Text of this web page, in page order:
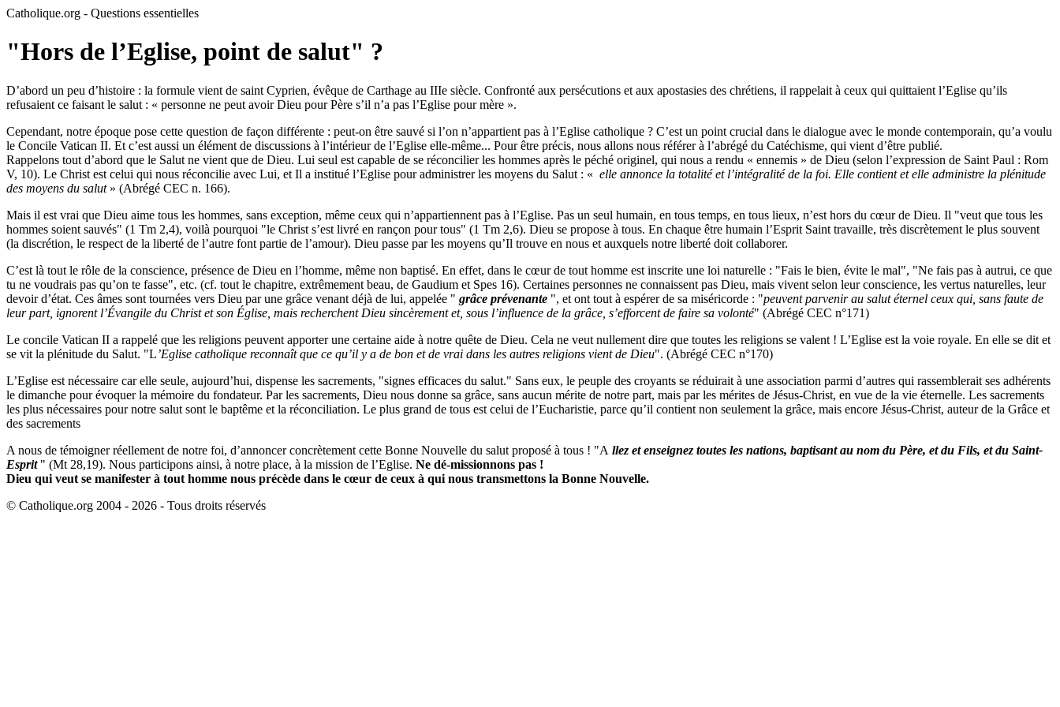
Catholique.org - Questions essentielles
"Hors de l’Eglise, point de salut" ?
D’abord un peu d’histoire : la formule vient de saint Cyprien, évêque de Carthage au IIIe siècle. Confronté aux persécutions et aux apostasies des chrétiens, il rappelait à ceux qui quittaient l’Eglise qu’ils
refusaient ce faisant le salut : « personne ne peut avoir Dieu pour Père s’il n’a pas l’Eglise pour mère ».
Cependant, notre époque pose cette question de façon différente : peut-on être sauvé si l’on n’appartient pas à l’Eglise catholique ? C’est un point crucial dans le dialogue avec le monde contemporain, qu’a voulu
le Concile Vatican II. Et c’est aussi un élément de discussions à l’intérieur de l’Eglise elle-même... Pour être précis, nous allons nous référer à l’abrégé du Catéchisme, qui vient d’être publié.
Rappelons tout d’abord que le Salut ne vient que de Dieu. Lui seul est capable de se réconcilier les hommes après le péché originel, qui nous a rendu « ennemis » de Dieu (selon l’expression de Saint Paul : Rom
V, 10). Le Christ est celui qui nous réconcilie avec Lui, et Il a institué l’Eglise pour administrer les moyens du Salut : « elle annonce la totalité et l’intégralité de la foi. Elle contient et elle administre la plénitude
des moyens du salut» (Abrégé CEC n. 166).
Mais il est vrai que Dieu aime tous les hommes, sans exception, même ceux qui n’appartiennent pas à l’Eglise. Pas un seul humain, en tous temps, en tous lieux, n’est hors du cœur de Dieu. Il "veut que tous les
hommes soient sauvés" (1 Tm 2,4), voilà pourquoi "le Christ s’est livré en rançon pour tous" (1 Tm 2,6). Dieu se propose à tous. En chaque être humain l’Esprit Saint travaille, très discrètement le plus souvent
(la discrétion, le respect de la liberté de l’autre font partie de l’amour). Dieu passe par les moyens qu’Il trouve en nous et auxquels notre liberté doit collaborer.
C’est là tout le rôle de la conscience, présence de Dieu en l’homme, même non baptisé. En effet, dans le cœur de tout homme est inscrite une loi naturelle : "Fais le bien, évite le mal", "Ne fais pas à autrui, ce que
tu ne voudrais pas qu’on te fasse", etc. (cf. tout le chapitre, extrêmement beau, de Gaudium et Spes 16). Certaines personnes ne connaissent pas Dieu, mais vivent selon leur conscience, les vertus naturelles, leur
devoir d’état. Ces âmes sont tournées vers Dieu par une grâce venant déjà de lui, appelée " grâce prévenante ", et ont tout à espérer de sa miséricorde : "peuvent parvenir au salut éternel ceux qui, sans faute de
leur part, ignorent l’Évangile du Christ et son Église, mais recherchent Dieu sincèrement et, sous l’influence de la grâce, s’efforcent de faire sa volonté" (Abrégé CEC n°171)
Le concile Vatican II a rappelé que les religions peuvent apporter une certaine aide à notre quête de Dieu. Cela ne veut nullement dire que toutes les religions se valent ! L’Eglise est la voie royale. En elle se dit et
se vit la plénitude du Salut. "L’Eglise catholique reconnaît que ce qu’il y a de bon et de vrai dans les autres religions vient de Dieu". (Abrégé CEC n°170)
L’Eglise est nécessaire car elle seule, aujourd’hui, dispense les sacrements, "signes efficaces du salut." Sans eux, le peuple des croyants se réduirait à une association parmi d’autres qui rassemblerait ses adhérents
le dimanche pour évoquer la mémoire du fondateur. Par les sacrements, Dieu nous donne sa grâce, sans aucun mérite de notre part, mais par les mérites de Jésus-Christ, en vue de la vie éternelle. Les sacrements
les plus nécessaires pour notre salut sont le baptême et la réconciliation. Le plus grand de tous est celui de l’Eucharistie, parce qu’il contient non seulement la grâce, mais encore Jésus-Christ, auteur de la Grâce et
des sacrements
A nous de témoigner réellement de notre foi, d’annoncer concrètement cette Bonne Nouvelle du salut proposé à tous ! "A llez et enseignez toutes les nations, baptisant au nom du Père, et du Fils, et du Saint-
Esprit " (Mt 28,19). Nous participons ainsi, à notre place, à la mission de l’Eglise. Ne dé-missionnons pas !
Dieu qui veut se manifester à tout homme nous précède dans le cœur de ceux à qui nous transmettons la Bonne Nouvelle.
© Catholique.org 2004 - 2026 - Tous droits réservés